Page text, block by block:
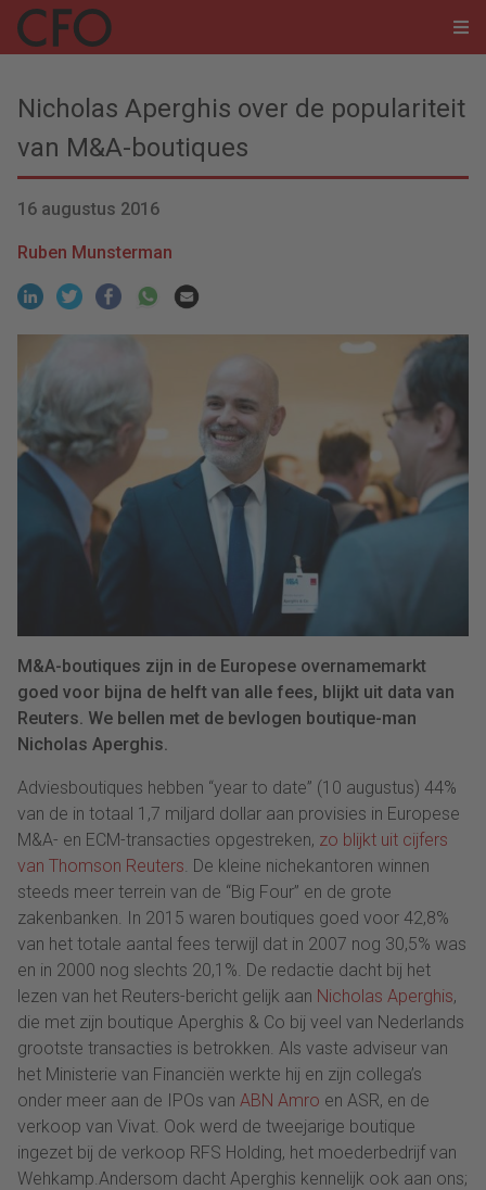
Nicholas Aperghis over de populariteit
van M&A-boutiques
16 augustus 2016
Ruben Munsterman
M&A-boutiques zijn in de Europese overnamemarkt
goed voor bijna de helft van alle fees, blijkt uit data van
Reuters. We bellen met de bevlogen boutique-man
Nicholas Aperghis.
Adviesboutiques hebben “year to date” (10 augustus) 44%
van de in totaal 1,7 miljard dollar aan provisies in Europese
M&A- en ECM-transacties opgestreken, zo blijkt uit cijfers
van Thomson Reuters . De kleine nichekantoren winnen
steeds meer terrein van de “Big Four” en de grote
zakenbanken. In 2015 waren boutiques goed voor 42,8%
van het totale aantal fees terwijl dat in 2007 nog 30,5% was
en in 2000 nog slechts 20,1%. De redactie dacht bij het
lezen van het Reuters-bericht gelijk aan Nicholas Aperghis,
die met zijn boutique Aperghis & Co bij veel van Nederlands
grootste transacties is betrokken. Als vaste adviseur van
het Ministerie van Financiën werkte hij en zijn collega’s
onder meer aan de IPOs van ABN Amro en ASR, en de
verkoop van Vivat. Ook werd de tweejarige boutique
ingezet bij de verkoop RFS Holding, het moederbedrijf van
Wehkamp.Andersom dacht Aperghis kennelijk ook aan ons;